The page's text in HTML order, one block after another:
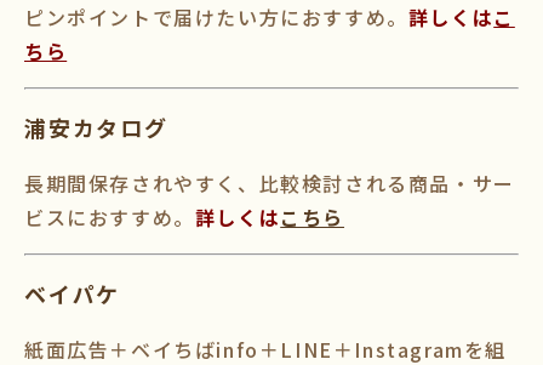
ピンポイントで届けたい方におすすめ。 詳しくはこ
ちら
浦安カタログ
長期間保存されやすく、比較検討される商品・サー
ビスにおすすめ。 詳しくはこちら
ベイパケ
紙面広告＋ベイちばinfo＋LINE＋Instagramを組